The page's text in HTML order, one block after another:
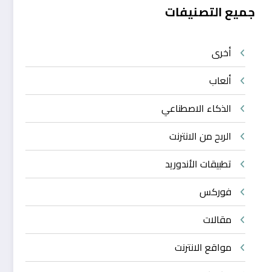
جميع التصنيفات
أخرى
ألعاب
الذكاء الاصطناعي
الربح من الانترنت
تطبيقات الأندوريد
فوركس
مقالات
مواقع الانترنت